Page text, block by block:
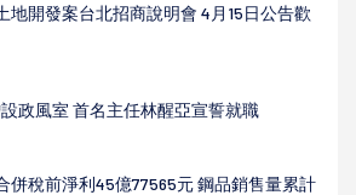
地開發案台北招商說明會 4月15日公告歡
政風室 首名主任林醒亞宣誓就職
併稅前淨利45億77565元 鋼品銷售量累計